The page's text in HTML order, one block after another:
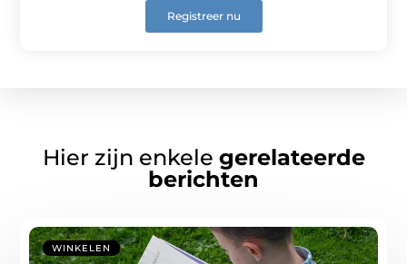
Registreer nu
Hier zijn enkele gerelateerde
berichten
WINKELEN